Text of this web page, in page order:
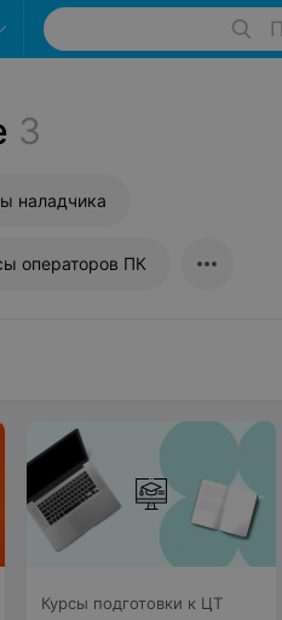
3
наладчика
операторов ПК
Курсы подготовки к ЦТ